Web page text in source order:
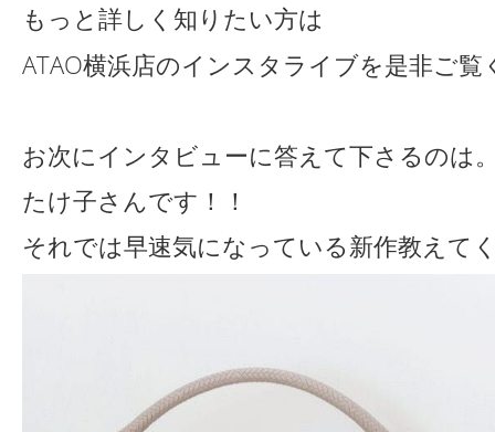
もっと詳しく知りたい方は
ATAO横浜店のインスタライブを是非ご
お次にインタビューに答えて下さるのは
たけ子さんです！！
それでは早速気になっている新作教えて